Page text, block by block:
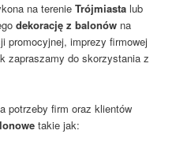
na terenieTrójmiasta lub
dekorację z balonów na
promocyjnej, imprezy firmowej
zapraszamy do skorzystania z
potrzeby firm oraz klientów
takie jak: